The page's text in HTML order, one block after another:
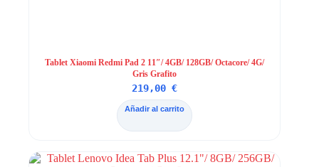
Tablet Xiaomi Redmi Pad 2 11″/ 4GB/ 128GB/ Octacore/ 4G/
Gris Grafito
219,00€
Añadir al carrito